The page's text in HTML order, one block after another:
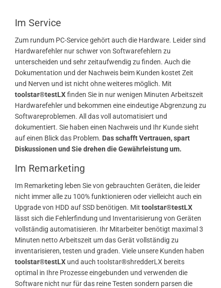
Im Service
Zum rundum PC-Service gehört auch die Hardware. Leider sind
Hardwarefehler nur schwer von Softwarefehlern zu
unterscheiden und sehr zeitaufwendig zu finden. Auch die
Dokumentation und der Nachweis beim Kunden kostet Zeit
und Nerven und ist nicht ohne weiteres möglich. Mit
toolstar®testLXfinden Sie in nur wenigen Minuten Arbeitszeit
Hardwarefehler und bekommen eine eindeutige Abgrenzung zu
Softwareproblemen. All das voll automatisiert und
dokumentiert. Sie haben einen Nachweis und Ihr Kunde sieht
auf einen Blick das Problem. Das schafft Vertrauen, spart
Diskussionen und Sie drehen die Gewährleistung um.
Im Remarketing
Im Remarketing leben Sie von gebrauchten Geräten, die leider
nicht immer alle zu 100% funktionieren oder vielleicht auch ein
Upgrade von HDD auf SSD benötigen. Mit toolstar®testLX
lässt sich die Fehlerfindung und Inventarisierung von Geräten
vollständig automatisieren. Ihr Mitarbeiter benötigt maximal 3
Minuten netto Arbeitszeit um das Gerät vollständig zu
inventarisieren, testen und graden. Viele unsere Kunden haben
toolstar®testLX und auch toolstar®shredderLX bereits
optimal in Ihre Prozesse eingebunden und verwenden die
Software nicht nur für das reine Testen sondern parsen die